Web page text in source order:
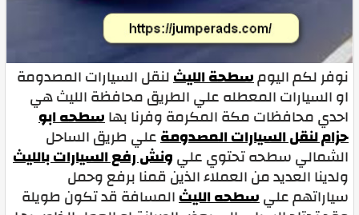
نوفر لكم اليومسطحة الليثلنقل السيارات المصدومة
او السيارات المعطله علي الطريق محافظة الليث هي
احدي محافظات مكة المكرمة وفرنا بهاسطحه ابو
حزام لنقل السيارات المصدومةعلي طريق الساحل
الشمالي سطحه تحتوي عليونش رفع السيارات بالليث
ولدينا العديد من العملاء الذين قمنا برفع وحمل
سياراتهم عليسطحه الليثالمسافة قد تكون طويلة